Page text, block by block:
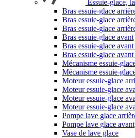
Essuie-glace,
Bras essuie-glace
Bras essuie-glace
Bras essuie-glace
Bras essuie-glace avant
Bras essuie-glace
Bras essuie-glace
Mécanisme essuie-
Mécanisme essuie-
Moteur essuie-glace
Moteur essuie-glace
Moteur essuie-glace
Moteur essuie-glace
Pompe lave glace
Pompe lave glace avant
Vase de lave glace